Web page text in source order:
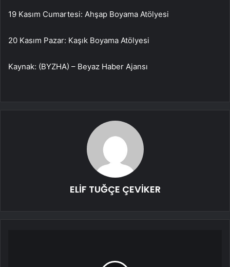
19 Kasım Cumartesi: Ahşap Boyama Atölyesi
20 Kasım Pazar: Kaşık Boyama Atölyesi
Kaynak: (BYZHA) – Beyaz Haber Ajansı
ELİF TUĞÇE ÇEVİKER